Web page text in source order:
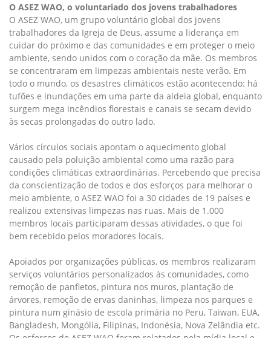
O ASEZ WAO, o voluntariado dos jovens trabalhadores
O ASEZ WAO, um grupo voluntário global dos jovens
trabalhadores da Igreja de Deus, assume a liderança em
cuidar do próximo e das comunidades e em proteger o meio
ambiente, sendo unidos com o coração da mãe. Os membros
se concentraram em limpezas ambientais neste verão. Em
todo o mundo, os desastres climáticos estão acontecendo: há
tufões e inundações em uma parte da aldeia global, enquanto
surgem mega incêndios florestais e canais se secam devido
às secas prolongadas do outro lado.
Vários círculos sociais apontam o aquecimento global
causado pela poluição ambiental como uma razão para
condições climáticas extraordinárias. Percebendo que precisa
da conscientização de todos e dos esforços para melhorar o
meio ambiente, o ASEZ WAO foi a 30 cidades de 19 países e
realizou extensivas limpezas nas ruas. Mais de 1.000
membros locais participaram dessas atividades, o que foi
bem recebido pelos moradores locais.
Apoiados por organizações públicas, os membros realizaram
serviços voluntários personalizados às comunidades, como
remoção de panfletos, pintura nos muros, plantação de
árvores, remoção de ervas daninhas, limpeza nos parques e
pintura num ginásio de escola primária no Peru, Taiwan, EUA,
Bangladesh, Mongólia, Filipinas, Indonésia, Nova Zelândia etc.